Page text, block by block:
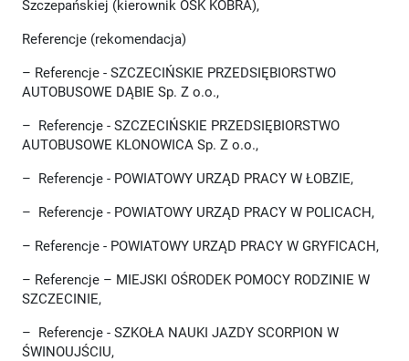
Szczepańskiej (kierownik OSK KOBRA),
Referencje (rekomendacja)
– Referencje - SZCZECIŃSKIE PRZEDSIĘBIORSTWO
AUTOBUSOWE DĄBIE Sp. Z o.o.,
– Referencje - SZCZECIŃSKIE PRZEDSIĘBIORSTWO
AUTOBUSOWE KLONOWICA Sp. Z o.o.,
– Referencje - POWIATOWY URZĄD PRACY W ŁOBZIE,
– Referencje - POWIATOWY URZĄD PRACY W POLICACH,
– Referencje - POWIATOWY URZĄD PRACY W GRYFICACH,
– Referencje – MIEJSKI OŚRODEK POMOCY RODZINIE W
SZCZECINIE,
– Referencje - SZKOŁA NAUKI JAZDY SCORPION W
ŚWINOUJŚCIU,